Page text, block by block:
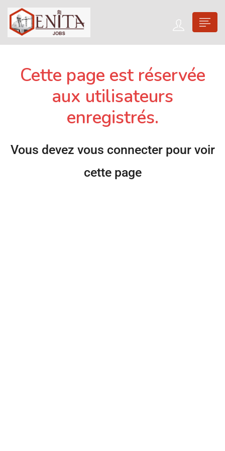
Cette page est réservée
aux utilisateurs
enregistrés.
Vous devez vous connecter pour voir
cette page